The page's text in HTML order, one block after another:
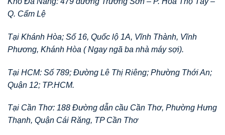
Q. Cẩm Lệ
Tại Khánh Hòa; Số 16, Quốc lộ 1A, Vĩnh Thành, Vĩnh
Phương, Khánh Hòa ( Ngay ngã ba nhà máy sợi).
Tại HCM: Số 789; Đường Lê Thị Riêng; Phường Thới An;
Quận 12; TP.HCM.
Tại Cần Thơ: 188 Đường dẫn cầu Cần Thơ, Phường Hưng
Thạnh, Quận Cái Răng, TP Cần Thơ